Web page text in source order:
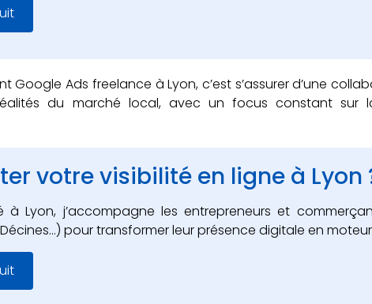
Google Ads freelance à Lyon, c’est s’assurer d’une
du marché local, avec un focus constant sur
votre visibilité en ligne à Lyon
à Lyon, j’accompagne les entrepreneurs et
Décines…) pour transformer leur présence digitale en